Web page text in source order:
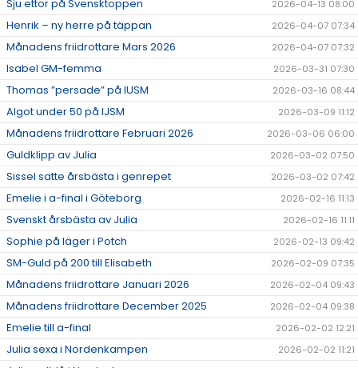
Sju ettor på Svensktoppen 2026-04-13 08:00
Henrik – ny herre på täppan 2026-04-07 07:34
Månadens friidrottare Mars 2026 2026-04-07 07:32
Isabel GM-femma 2026-03-31 07:30
Thomas ”persade” på IUSM 2026-03-16 08:44
Algot under 50 på IJSM 2026-03-09 11:12
Månadens friidrottare Februari 2026 2026-03-06 06:00
Guldklipp av Julia 2026-03-02 07:50
Sissel satte årsbästa i genrepet 2026-03-02 07:42
Emelie i a-final i Göteborg 2026-02-16 11:13
Svenskt årsbästa av Julia 2026-02-16 11:11
Sophie på läger i Potch 2026-02-13 09:42
SM-Guld på 200 till Elisabeth 2026-02-09 07:35
Månadens friidrottare Januari 2026 2026-02-04 09:43
Månadens friidrottare December 2025 2026-02-04 09:38
Emelie till a-final 2026-02-02 12:21
Julia sexa i Nordenkampen 2026-02-02 11:21